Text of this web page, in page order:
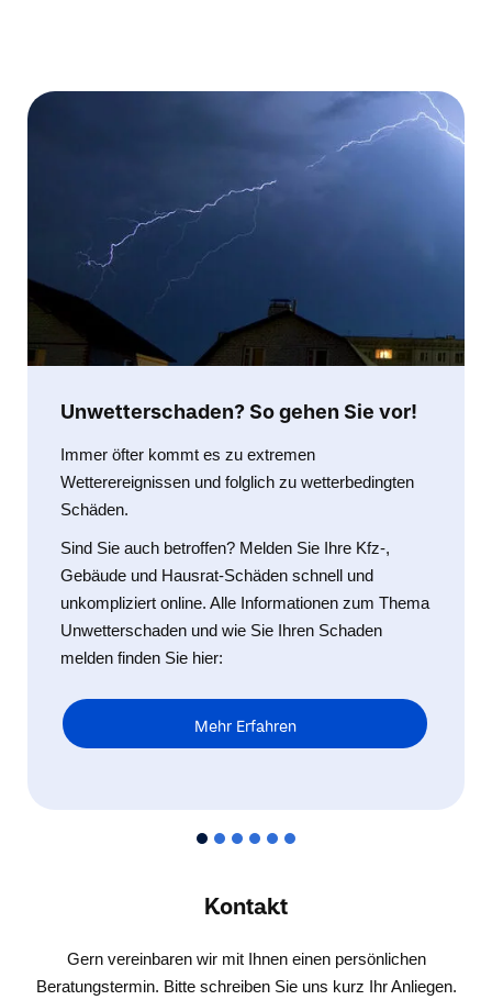
Unwetterschaden? So gehen Sie vor!
Immer öfter kommt es zu extremen
Wetterereignissen und folglich zu wetterbedingten
Schäden.
Sind Sie auch betroffen? Melden Sie Ihre Kfz-,
Gebäude und Hausrat-Schäden schnell und
unkompliziert online. Alle Informationen zum Thema
Unwetterschaden und wie Sie Ihren Schaden
melden finden Sie hier:
Mehr Erfahren
Kontakt
Gern vereinbaren wir mit Ihnen einen persönlichen
Beratungstermin. Bitte schreiben Sie uns kurz Ihr Anliegen.